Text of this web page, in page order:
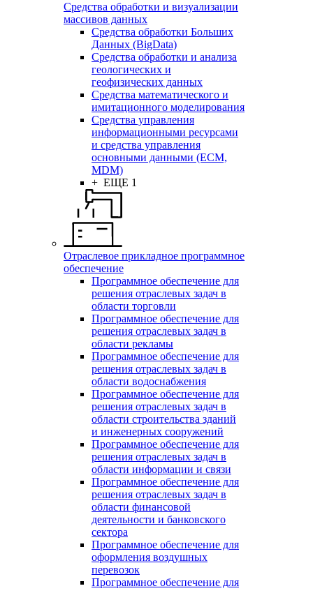
Средства обработки и визуализации
массивов данных
Средства обработки Больших
Данных (BigData)
Средства обработки и анализа
геологических и
геофизических данных
Средства математического и
имитационного моделирования
Средства управления
информационными ресурсами
и средства управления
основными данными (ECM,
MDM)
+ ЕЩЕ 1
Отраслевое прикладное программное
обеспечение
Программное обеспечение для
решения отраслевых задач в
области торговли
Программное обеспечение для
решения отраслевых задач в
области рекламы
Программное обеспечение для
решения отраслевых задач в
области водоснабжения
Программное обеспечение для
решения отраслевых задач в
области строительства зданий
и инженерных сооружений
Программное обеспечение для
решения отраслевых задач в
области информации и связи
Программное обеспечение для
решения отраслевых задач в
области финансовой
деятельности и банковского
сектора
Программное обеспечение для
оформления воздушных
перевозок
Программное обеспечение для